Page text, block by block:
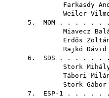
Farkasdy
Weiler
5. MOM . . . . . . .
Miavecz
Erdős
Rajkó Dávid
6. SDS . . . . . . .
Stork
Tábori
Stork Gábor
7. ESP-1 . . . . .